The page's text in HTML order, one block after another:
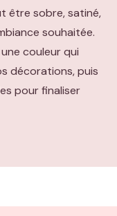
être sobre, satiné,
souhaitée.
couleur qui
décorations, puis
pour finaliser